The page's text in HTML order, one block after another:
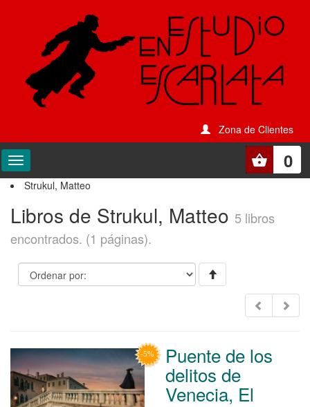
Zona de Clientes
0
Strukul, Matteo
Libros de Strukul, Matteo 5 libros
encontrados. (1 páginas).
Puente de los
delitos de
Venecia, El